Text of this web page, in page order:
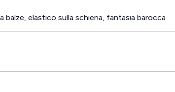
balze, elastico sulla schiena, fantasia barocca